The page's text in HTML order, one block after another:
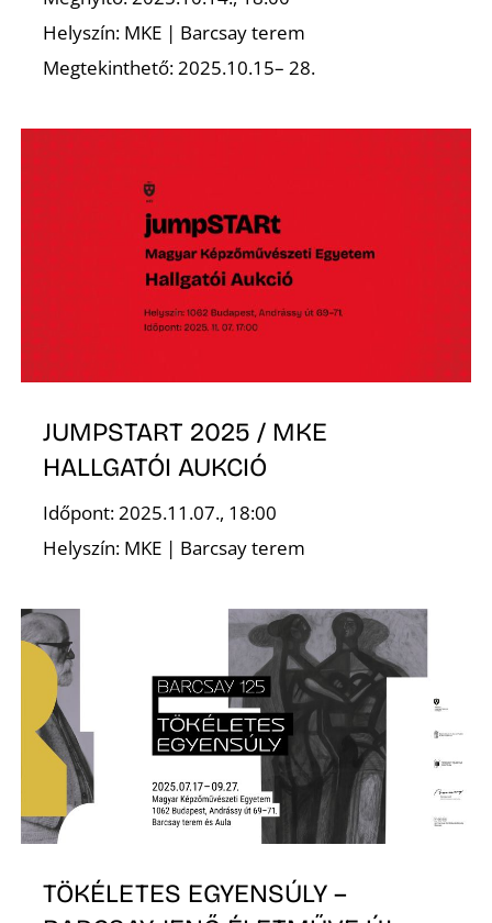
Helyszín: MKE | Barcsay terem
Megtekinthető: 2025.10.15– 28.
JUMPSTART 2025 / MKE
HALLGATÓI AUKCIÓ
Időpont: 2025.11.07., 18:00
Helyszín: MKE | Barcsay terem
TÖKÉLETES EGYENSÚLY –